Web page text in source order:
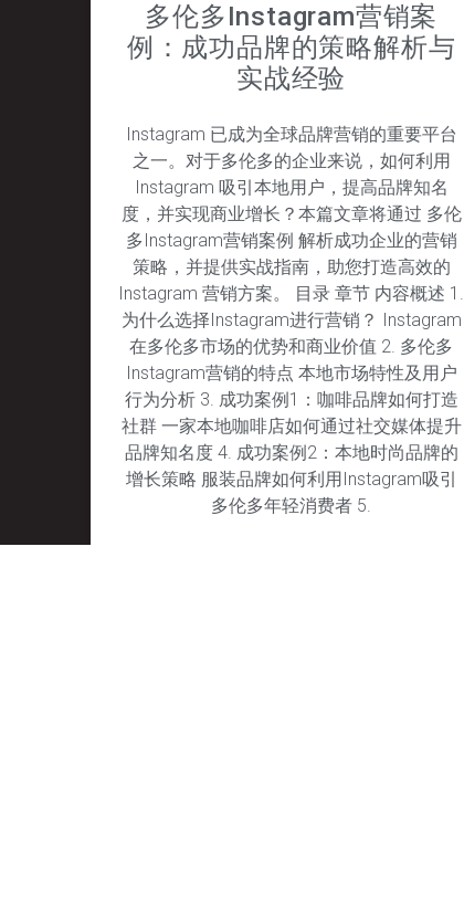
多伦多Instagram营销案
例：成功品牌的策略解析与
实战经验
Instagram 已成为全球品牌营销的重要平台
之一。对于多伦多的企业来说，如何利用
Instagram 吸引本地用户，提高品牌知名
度，并实现商业增长？本篇文章将通过 多伦
多Instagram营销案例 解析成功企业的营销
策略，并提供实战指南，助您打造高效的
Instagram 营销方案。 目录 章节 内容概述 1.
为什么选择Instagram进行营销？ Instagram
在多伦多市场的优势和商业价值 2. 多伦多
Instagram营销的特点 本地市场特性及用户
行为分析 3. 成功案例1：咖啡品牌如何打造
社群 一家本地咖啡店如何通过社交媒体提升
品牌知名度 4. 成功案例2：本地时尚品牌的
增长策略 服装品牌如何利用Instagram吸引
多伦多年轻消费者 5.